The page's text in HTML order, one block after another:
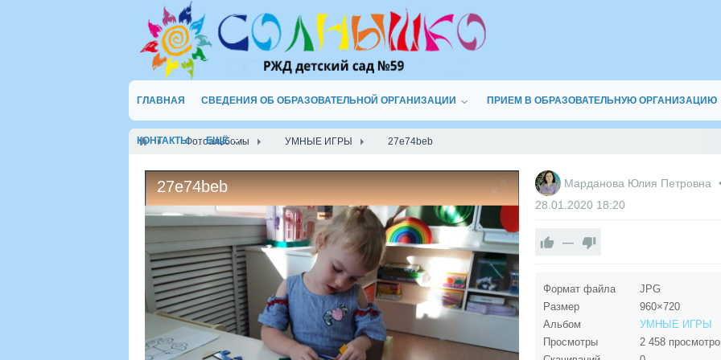
ГЛАВНАЯ СВЕДЕНИЯ ОБ ОБРАЗОВАТЕЛЬНОЙ ОРГАНИЗАЦИИ ПРИЕМ В ОБРАЗОВАТЕЛЬНУЮ ОРГАНИЗАЦИЮ
КОНТАКТЫ ЕЩЁ
Фотоальбомы УМНЫЕ ИГРЫ 27e74beb
27e74beb
Марданова Юлия Петровна
28.01.2020 18:20
—
Формат файла
JPG
Размер
960×720
Альбом
УМНЫЕ ИГРЫ
Просмотры
2 458